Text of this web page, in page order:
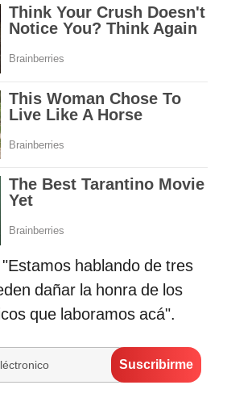
hablando de tres
dañar la honra de los
que laboramos acá".